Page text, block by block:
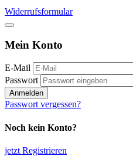
Widerrufsformular
Mein Konto
E-Mail
Passwort
Anmelden
Passwort vergessen?
Noch kein Konto?
jetzt Registrieren